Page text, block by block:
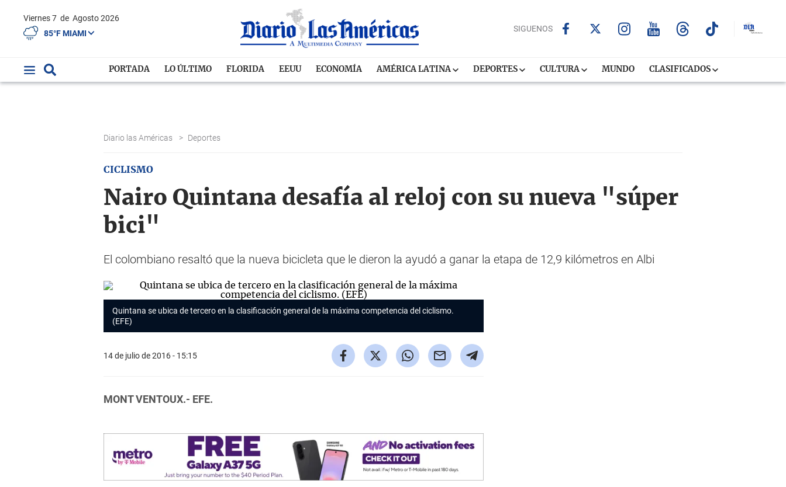
Viernes 7 de Agosto 2026
85°F MIAMI
SIGUENOS
PORTADA LO ÚLTIMO FLORIDA EEUU ECONOMÍA AMÉRICA LATINA DEPORTES CULTURA MUNDO CLASIFICADOS
Diario las Américas > Deportes
CICLISMO
Nairo Quintana desafía al reloj con su nueva "súper
bici"
El colombiano resaltó que la nueva bicicleta que le dieron la ayudó a ganar la etapa de 12,9 kilómetros en Albi
Quintana se ubica de tercero en la clasificación general de la máxima competencia del ciclismo.
(EFE)
14 de julio de 2016 - 15:15
MONT VENTOUX.- EFE.